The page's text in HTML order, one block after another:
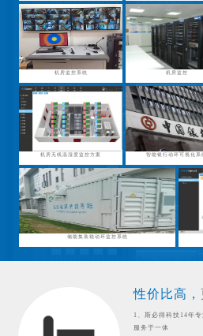
机房监控系统 机房监控
机房无线温湿度监控方案 智能银行动环可视化系
储能集装箱动环监控系统
性价比高，
1、斯必得科技14年
服务于一体